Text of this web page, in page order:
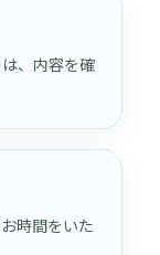
、内容を確
時間をいた